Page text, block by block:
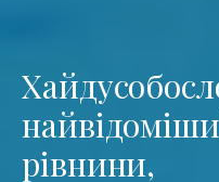
рівнини,